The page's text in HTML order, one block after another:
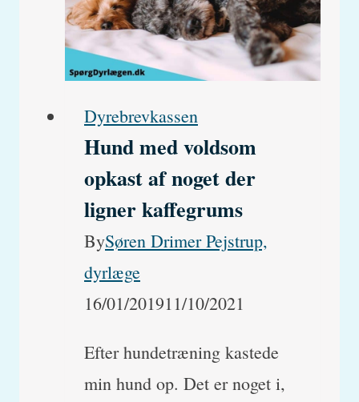
har
forhudsbetændelse.
Hvorfor
går
det
ikke
væk?
Dyrebrevkassen
Hund med voldsom
opkast af noget der
ligner kaffegrums
BySøren Drimer Pejstrup,
dyrlæge
16/01/201911/10/2021
Efter hundetræning kastede
min hund op. Det er noget i,